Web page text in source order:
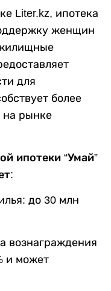
Liter.kz, ипотека
женщин
для
более
рынке
ипотеки “Умай”
:
до 30 млн
вознаграждения
и может